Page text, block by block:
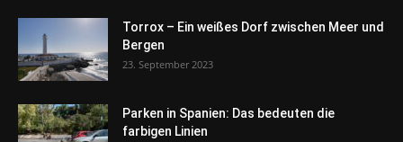
Torrox – Ein weißes Dorf zwischen Meer und
Bergen
23. September 2023
Parken in Spanien: Das bedeuten die
farbigen Linien